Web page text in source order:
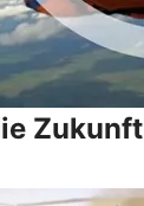
Zukunft